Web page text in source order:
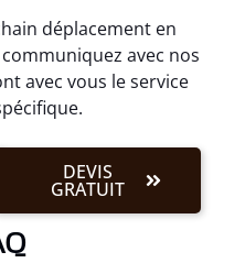
déplacement en
avec nos
avec vous le service
DEVIS
GRATUIT